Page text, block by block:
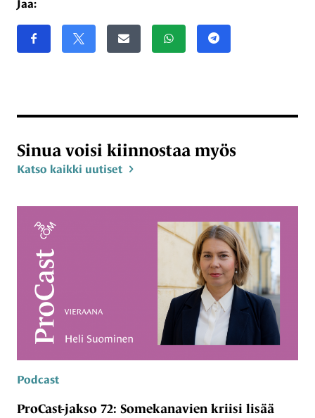
Jaa:
Jaa sivu
Jaa Facebookissa
Share on XJaa sähköpostitseJaa WhatsAppissaJaa Telegramissa
Sinua voisi kiinnostaa myös
Katso kaikki uutiset
Podcast
ProCast-jakso 72: Somekanavien kriisi lisää